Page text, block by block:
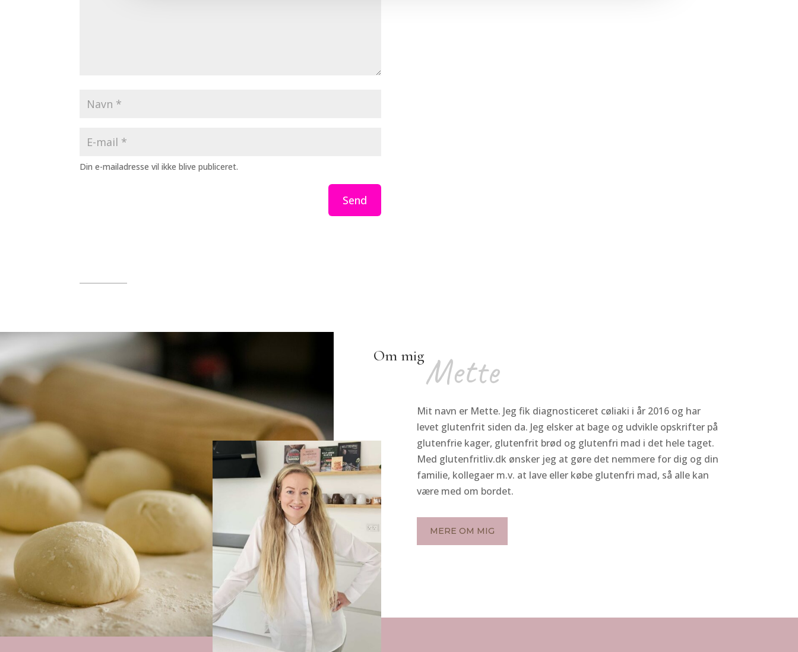
Din e-mailadresse vil ikke blive publiceret.
Send
Om mig
Mette
Mit navn er Mette. Jeg fik diagnosticeret cøliaki i år 2016 og har
levet glutenfrit siden da. Jeg elsker at bage og udvikle opskrifter på
glutenfrie kager, glutenfrit brød og glutenfri mad i det hele taget.
Med glutenfritliv.dk ønsker jeg at gøre det nemmere for dig og din
familie, kollegaer m.v. at lave eller købe glutenfri mad, så alle kan
være med om bordet.
MERE OM MIG